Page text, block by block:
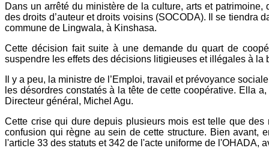
Dans un arrêté du ministère de la culture, arts et
des droits d’auteur et droits voisins (SOCODA). Il se
commune de Lingwala, à Kinshasa.
Cette décision fait suite à une demande du quart de
suspendre les effets des décisions litigieuses et illégales à
Il y a peu, la ministre de l’Emploi, travail et prévoyance
les désordres constatés à la tête de cette coopérative. Ella
Directeur général, Michel Agu.
Cette crise qui dure depuis plusieurs mois est telle que
confusion qui règne au sein de cette structure. Bien avant,
l'article 33 des statuts et 342 de l'acte uniforme de l'OHADA,